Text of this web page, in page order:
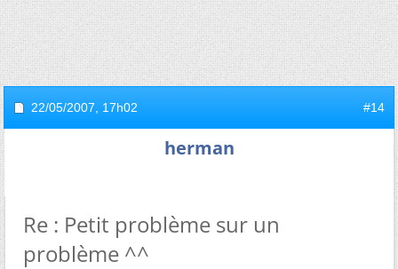
22/05/2007, 17h02 #14
herman
Re : Petit problème sur un
problème ^^